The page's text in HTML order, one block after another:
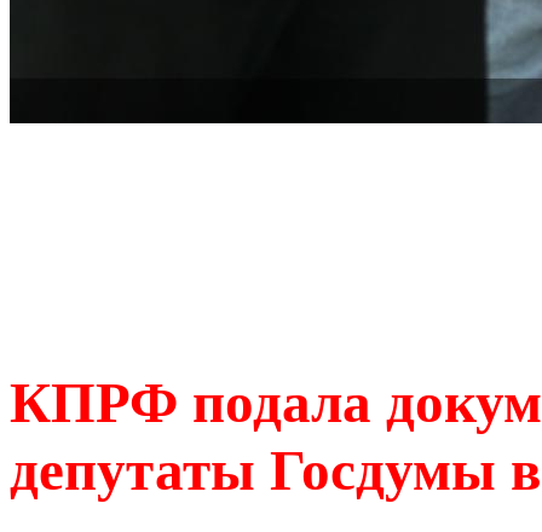
КПРФ подала
депутаты Госдумы